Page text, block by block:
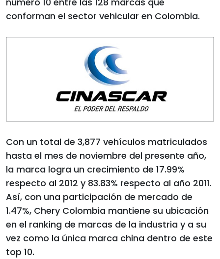
conforman el sector vehicular en Colombia.
Con un total de 3,877 vehículos matriculados
hasta el mes de noviembre del presente año,
la marca logra un crecimiento de 17.99%
respecto al 2012 y 83.83% respecto al año 2011.
Así, con una participación de mercado de
1.47%, Chery Colombia mantiene su ubicación
en el ranking de marcas de la industria y a su
vez como la única marca china dentro de este
top 10.